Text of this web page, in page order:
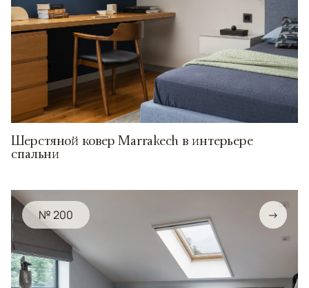
Шерстяной ковер Marrakech в интерьере
спальни
№ 200 →